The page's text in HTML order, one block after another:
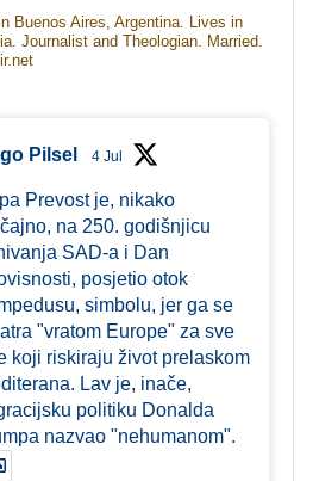
Buenos Aires, Argentina. Lives in
Journalist and Theologian. Married.
Pilsel 4 Jul
Prevost je, nikako
na 250. godišnjicu
SAD-a i Dan
posjetio otok
simbolu, jer ga se
"vratom Europe" za sve
koji riskiraju život prelaskom
Lav je, inače,
politiku Donalda
nazvao "nehumanom".